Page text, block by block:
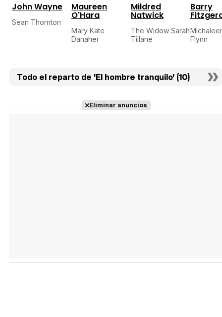
John Wayne
Sean Thornton
Maureen
O'Hara
Mary Kate
Danaher
Mildred
Natwick
The Widow Sarah
Tillane
Barry
Flynn
Todo el reparto de 'El hombre tranquilo' (10)
Eliminar anuncios